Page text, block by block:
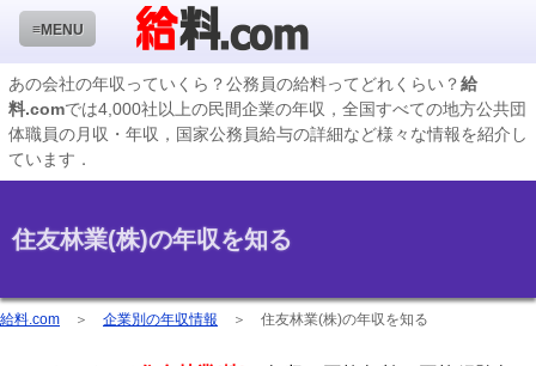
≡MENU
企業検索
年収ランキング
国家公務員編
地方公務員給料検索
あの会社の年収っていくら？公務員の給料ってどれくらい？給
料.comでは4,000社以上の民間企業の年収，全国すべての地方公共団
体職員の月収・年収，国家公務員給与の詳細など様々な情報を紹介し
ています．
住友林業(株)の年収を知る
給料.com ＞ 企業別の年収情報 ＞ 住友林業(株)の年収を知る